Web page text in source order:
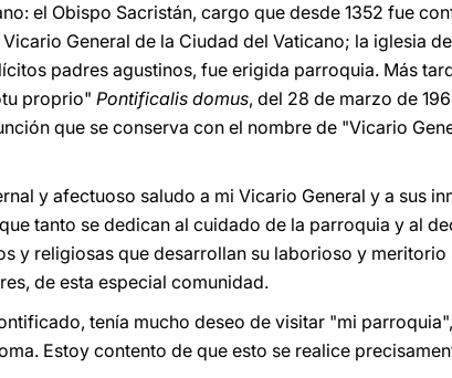
el Obispo Sacristán, cargo que desde 1352 fue
General de la Ciudad del Vaticano; la iglesia
padres agustinos, fue erigida parroquia. Más
proprio" Pontificalis domus, del 28 de marzo de
que se conserva con el nombre de "Vicario
y afectuoso saludo a mi Vicario General y a sus
tanto se dedican al cuidado de la parroquia y al
y religiosas que desarrollan su laborioso y
de esta especial comunidad.
tenía mucho deseo de visitar "mi
Estoy contento de que esto se realice